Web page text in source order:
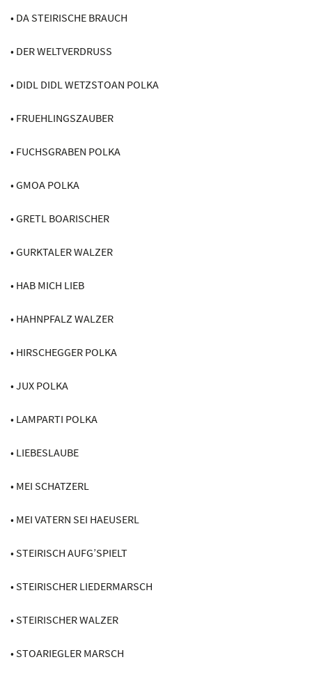
• DA STEIRISCHE BRAUCH
• DER WELTVERDRUSS
• DIDL DIDL WETZSTOAN POLKA
• FRUEHLINGSZAUBER
• FUCHSGRABEN POLKA
• GMOA POLKA
• GRETL BOARISCHER
• GURKTALER WALZER
• HAB MICH LIEB
• HAHNPFALZ WALZER
• HIRSCHEGGER POLKA
• JUX POLKA
• LAMPARTI POLKA
• LIEBESLAUBE
• MEI SCHATZERL
• MEI VATERN SEI HAEUSERL
• STEIRISCH AUFG’SPIELT
• STEIRISCHER LIEDERMARSCH
• STEIRISCHER WALZER
• STOARIEGLER MARSCH